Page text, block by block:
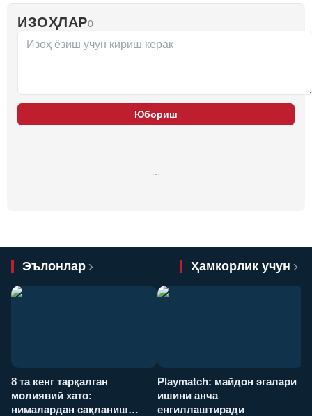
ИЗОҲЛАР0
Юбориш
Эълонлар Ҳамкорлик учун
8 та кенг тарқалган
молиявий хато:
нималардан сақланиш
Playmatch: майдон эгалари
ишини анча
енгиллаштиради